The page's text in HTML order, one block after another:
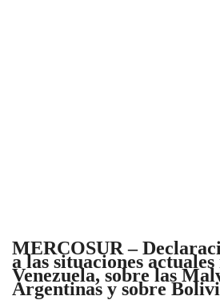
MERCOSUR –
a las situaciones
Venezuela, sobre las
Argentinas y sobre